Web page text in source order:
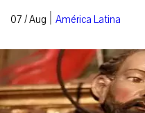
07 / Aug | América Latina